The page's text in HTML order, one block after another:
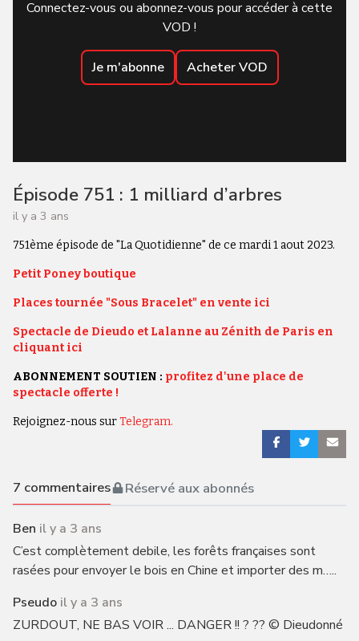
Connectez-vous ou abonnez-vous pour accéder à cette
VOD !
Je m'abonne Acheter VOD
Épisode 751 : 1 milliard d’arbres
il y a 3 ans
751ème épisode de "La Quotidienne" de ce mardi 1 aout 2023.
Petit Poney boutique
Places tournée "Sous Bracelet" en vente ici
Spectacle de Dieudo et Lalanne au Zénith de Paris en
cliquant ici
ABONNEMENT SOUTIEN : profitez d'une place de
spectacle offerte !
Rejoignez-nous surTelegram.
7 commentaires Réservé aux abonnés
Ben il y a 3 ans
C’est complètement debile, les forêts françaises sont
rasées pour envoyer le bois en Chine et importer des m…..
Pseudo il y a 3 ans
ZURDOUT, NE BAS VOIR ... DANGER !! ? ?? © Dieudonné